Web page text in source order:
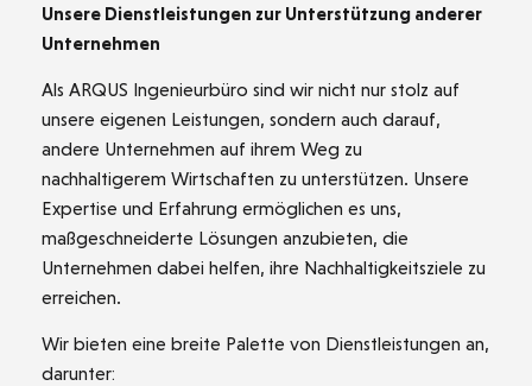
Unsere Dienstleistungen zur Unterstützung anderer
Unternehmen
Als ARQUS Ingenieurbüro sind wir nicht nur stolz auf
unsere eigenen Leistungen, sondern auch darauf,
andere Unternehmen auf ihrem Weg zu
nachhaltigerem Wirtschaften zu unterstützen. Unsere
Expertise und Erfahrung ermöglichen es uns,
maßgeschneiderte Lösungen anzubieten, die
Unternehmen dabei helfen, ihre Nachhaltigkeitsziele zu
erreichen.
Wir bieten eine breite Palette von Dienstleistungen an,
darunter: